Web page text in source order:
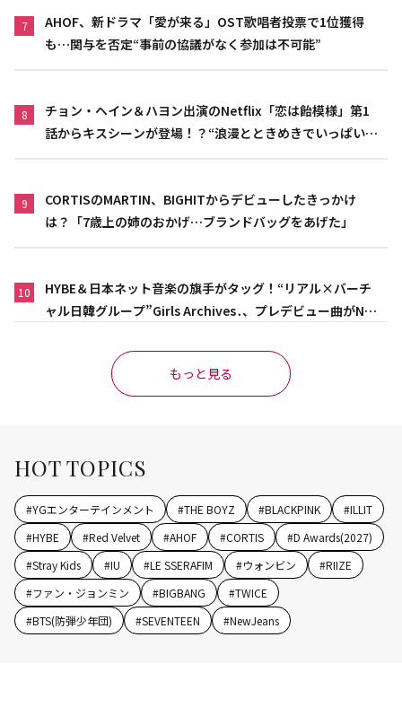
7
AHOF、新ドラマ「愛が来る」OST歌唱者投票で1位獲得
も…関与を否定“事前の協議がなく参加は不可能”
8
チョン・ヘイン＆ハヨン出演のNetflix「恋は飴模様」第1
話からキスシーンが登場！？“浪漫とときめきでいっぱいの
9
CORTISのMARTIN、BIGHITからデビューしたきっかけ
は？「7歳上の姉のおかげ…ブランドバッグをあげた」
10
HYBE＆日本ネット音楽の旗手がタッグ！“リアル×バーチ
ャル日韓グループ”Girls Archives․、プレデビュー曲がNet
もっと見る
HOT TOPICS
#YGエンターテインメント #THE BOYZ #BLACKPINK #ILLIT
#HYBE #Red Velvet #AHOF #CORTIS #D Awards(2027)
#Stray Kids #IU #LE SSERAFIM #ウォンビン #RIIZE
#ファン・ジョンミン #BIGBANG #TWICE
#BTS(防弾少年団) #SEVENTEEN #NewJeans